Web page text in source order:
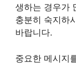
생하는 경우가
충분히 숙지하
바랍니다.
중요한 메시지